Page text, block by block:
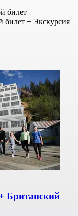
билет
билет + Экскурсия
Британский